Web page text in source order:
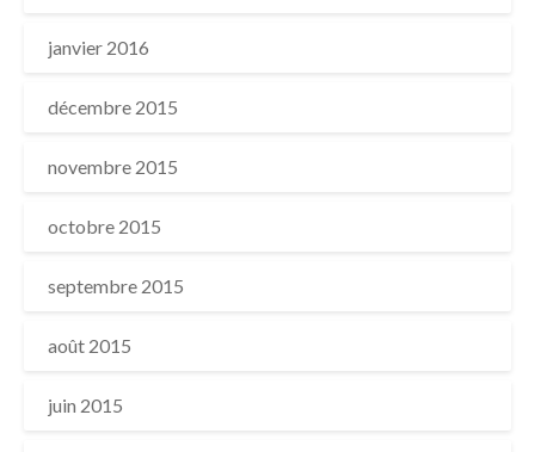
janvier 2016
décembre 2015
novembre 2015
octobre 2015
septembre 2015
août 2015
juin 2015